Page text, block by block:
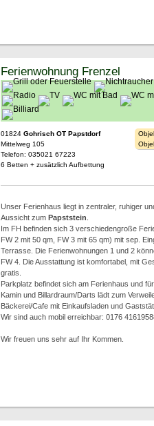
Ferienwohnung Frenzel
01824 Gohrisch OT Papstdorf
Mittelweg 105
Telefon: 035021 67223
6 Betten + zusätzlich Aufbettung
Unser Ferienhaus liegt in zentraler, ruhiger
Aussicht zum Papststein
Im FH befinden sich 3 verschiedengroße
FW 2 mit 50 qm, FW 3 mit 65 qm) mit sep.
Terrasse. Die Ferienwohnungen 1 und 2
FW 4. Die Ausstattung ist komfortabel, mit
gratis.
Parkplatz befindet sich am Ferienhaus und
Kamin und Billardraum/Darts lädt zum
Bäckerei/Cafe mit Einkaufsladen und
Wir sind auch mobil erreichbar: 0176
Wir freuen uns sehr auf Ihr Kommen.